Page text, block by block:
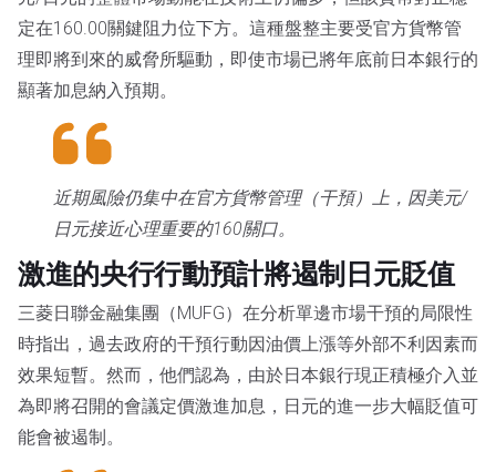
定在160.00關鍵阻力位下方。這種盤整主要受官方貨幣管
理即將到來的威脅所驅動，即使市場已將年底前日本銀行的
顯著加息納入預期。
近期風險仍集中在官方貨幣管理（干預）上，因美元/
日元接近心理重要的160關口。
激進的央行行動預計將遏制日元貶值
三菱日聯金融集團（MUFG）在分析單邊市場干預的局限性
時指出，過去政府的干預行動因油價上漲等外部不利因素而
效果短暫。然而，他們認為，由於日本銀行現正積極介入並
為即將召開的會議定價激進加息，日元的進一步大幅貶值可
能會被遏制。